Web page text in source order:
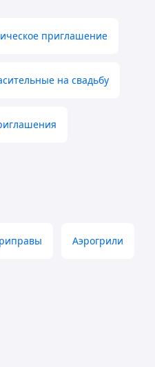
приглашение
на свадьбу
Аэрогрили